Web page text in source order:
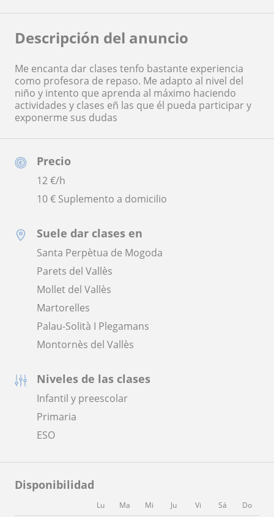
Precio
12€/h
10 € Suplemento a domicilio
Suele dar clases en
Santa Perpètua de Mogoda
Parets del Vallès
Mollet del Vallès
Martorelles
Palau-Solità I Plegamans
Montornès del Vallès
Niveles de las clases
Infantil y preescolar
Primaria
ESO
Disponibilidad
Lu Ma Mi Ju Vi Sá Do
Descripción del anuncio
Me encanta dar clases tenfo bastante experiencia
como profesora de repaso. Me adapto al nivel del
niño y intento que aprenda al máximo haciendo
actividades y clases eñ las que él pueda participar y
exponerme sus dudas